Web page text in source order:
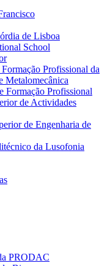
de Lisboa
School
Profissional da
Metalomecânica
Formação Profissional
de Actividades
de Engenharia de
da Lusofonia
PRODAC